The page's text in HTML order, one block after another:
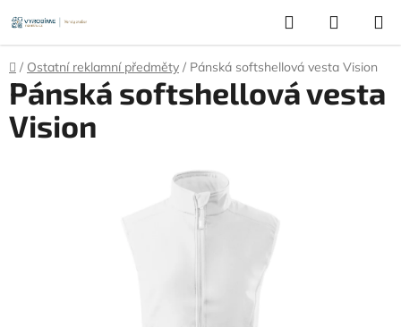
na
obsah
Hledat
KOŠÍK
Domů
/ Ostatní reklamní předměty / Pánská softshellová vesta Vision
Pánská softshellová vesta
Vision